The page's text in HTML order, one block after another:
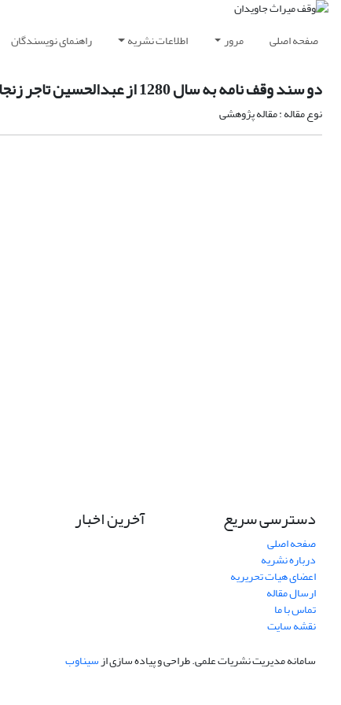
صفحه اصلی مرور اطلاعات نشریه راهنمای نویسندگان
دو سند وقف نامه به سال 1280 از عبدالحسین تاجر زنجانی بزرگ خاندان خطیبی های زنجان
نوع مقاله : مقاله پژوهشی
دسترسی سریع
صفحه اصلی
درباره نشریه
اعضای هیات تحریریه
ارسال مقاله
تماس با ما
نقشه سایت
آخرین اخبار
سامانه مدیریت نشریات علمی.طراحی و پیاده سازی ازسیناوب